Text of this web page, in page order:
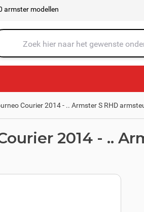
armster modellen
ben je naar op zoek?
Courier 2014 - .. Armster S RHD
2014 - ..